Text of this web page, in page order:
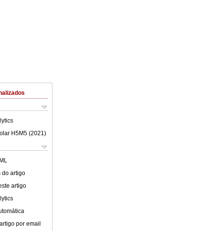
H5M5 (2021 )
do artigo
artigo
por email